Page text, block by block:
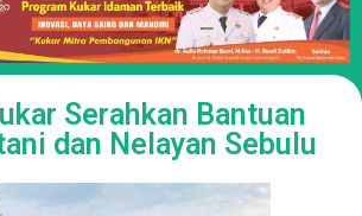
Serahkan Bantuan
dan Nelayan Sebulu